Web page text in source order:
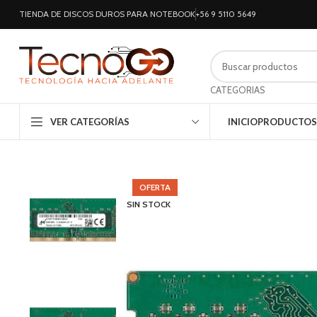
TIENDA DE DISCOS DUROS PARA NOTEBOOK+56 9 5110 5649
CATEGORIAS
VER CATEGORÍAS INICIOPRODUCTOS
OFERTA
SIN STOCK